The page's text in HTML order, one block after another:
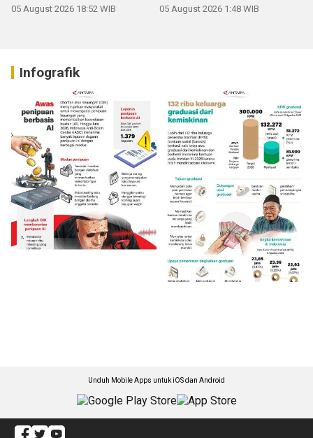
05 August 2026 18:52 WIB 05 August 2026 1:48 WIB
Infografik
Unduh Mobile Apps untuk iOS dan Android